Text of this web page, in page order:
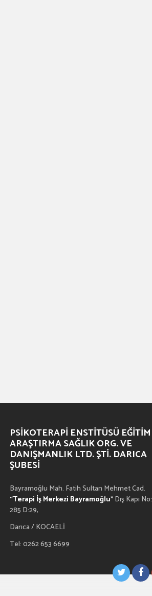
PSIKOTERAPI ENSTITÜSÜ EĞITIM
ARAŞTIRMA SAĞLIK ORG. VE
DANIŞMANLIK LTD. ŞTI. DARICA
ŞUBESI
Bayramoğlu Mah. Fatih Sultan Mehmet Cad.
“Terapi İş Merkezi Bayramoğlu”Dış Kapı No:
285 D:29,
Darıca / KOCAELİ
Tel: 0262 653 6699